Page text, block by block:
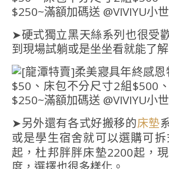
➤硬式獨立黑天絲系列也很受
到現場試躺或是坐坐看就能了
➤另外還有各式好搬移的床墊
或是學生宿舍就可以選購可拆
起，杜邦胖胖床墊2200起，